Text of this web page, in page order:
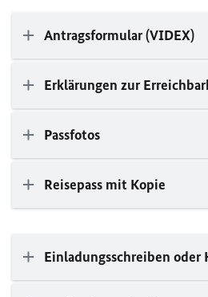
Antragsformular (VIDEX)
Erklärungen zur
Passfotos
Reisepass mit Kopie
Einladungsschreiben